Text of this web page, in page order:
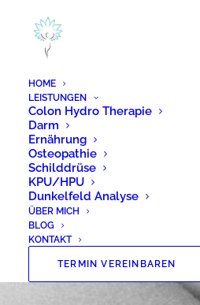
HOME
LEISTUNGEN
Colon Hydro Therapie
Darm
Ernährung
Osteopathie
Schilddrüse
KPU/HPU
Dunkelfeld Analyse
ÜBER MICH
BLOG
KONTAKT
TERMIN VEREINBAREN